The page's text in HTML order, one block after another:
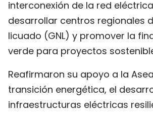
interconexión de la red
desarrollar centros regionales
licuado (GNL) y promover la
verde para proyectos
Reafirmaron su apoyo a la
transición energética, el
infraestructuras eléctricas